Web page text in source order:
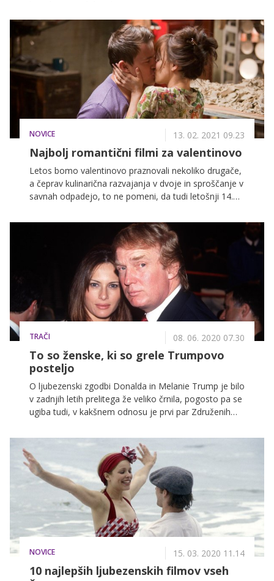
še vedno pa prevladujejo naravno prelivajoči se
balayage in tanjša pramena v mnogo toplejših,
medenih in zlatih tonih.
NOVICE 13. 02. 2021 09.23
Najbolj romantični filmi za valentinovo
Letos bomo valentinovo praznovali nekoliko drugače,
a čeprav kulinarična razvajanja v dvoje in sproščanje v
savnah odpadejo, to ne pomeni, da tudi letošnji 14.
nasprotno: ker bosta sama doma, je lahko še
intimnejši. Pripravita si romantično večerjo, zavrtita se
po dnevni sobi, nato pa si privoščita veliko posodo
kokic in si poglejta enega izmed najbolj romantičnih
filmov, ki jih najdete na VOYO!
TRAČI 08. 06. 2020 07.30
To so ženske, ki so grele Trumpovo
posteljo
O ljubezenski zgodbi Donalda in Melanie Trump je bilo
v zadnjih letih prelitega že veliko črnila, pogosto pa se
ugiba tudi, v kakšnem odnosu je prvi par Združenih
ljubezen med njima že zdavnaj ohladila, spet drugi
verjamejo, da sta še vedno srečna skupaj.
NOVICE 15. 03. 2020 11.14
10 najlepših ljubezenskih filmov vseh